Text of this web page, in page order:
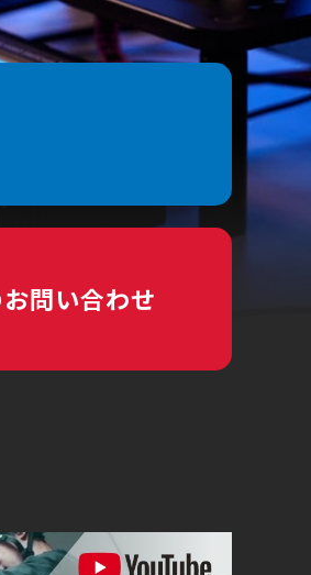
問い合わせ